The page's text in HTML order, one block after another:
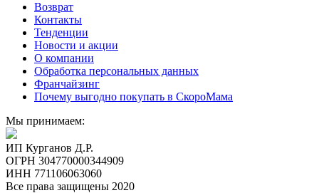
Возврат
Контакты
Тенденции
Новости и акции
О компании
Обработка персональных данных
Франчайзинг
Почему выгодно покупать в СкороМама
Мы принимаем:
ИП Курганов Д.Р.
ОГРН 304770000344909
ИНН 771106063060
Все права защищены 2020